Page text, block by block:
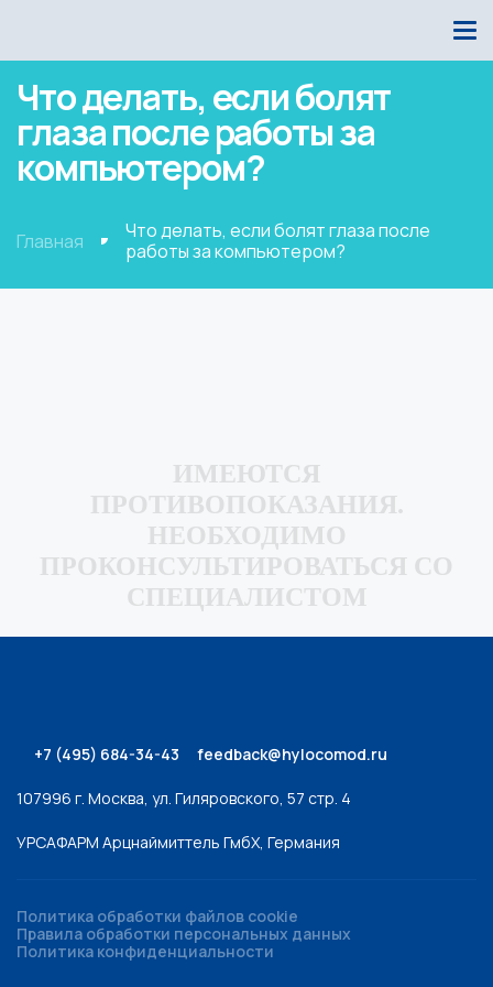
Что делать, если болят
глаза после работы за
компьютером?
Главная
Что делать, если болят глаза после
работы за компьютером?
ИМЕЮТСЯ
ПРОТИВОПОКАЗАНИЯ.
НЕОБХОДИМО
ПРОКОНСУЛЬТИРОВАТЬСЯ СО
СПЕЦИАЛИСТОМ
УРСАФАРМ Арцнаймиттель ГмбХ, Германия
+7 (495) 684-34-43 feedback@hylocomod.ru
107996 г. Москва, ул. Гиляровского, 57 стр. 4
Политика обработки файлов cookie
Правила обработки персональных данных
Политика конфиденциальности